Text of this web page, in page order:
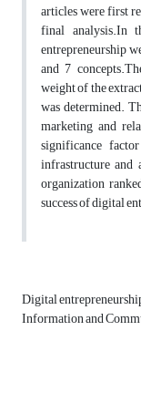
articles were first
final analysis.In
entrepreneurship
and 7
weight of the
was determined.
marketing and
significance
infrastructure and
organization
success of digital
Digital
Information and